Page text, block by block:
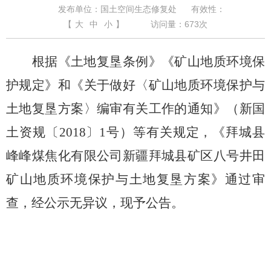
发布单位：国土空间生态修复处
有效性：
【 大 中 小 】 访问量： 673次
根据《土地复垦条例》《矿山地质环境保
护规定》和《关于做好〈矿山地质环境保护与
土地复垦方案〉编审有关工作的通知》（新国
土资规〔 2018〕 1号）等有关规定，《拜城县
峰峰煤焦化有限公司新疆拜城县矿区八号井田
矿山地质环境保护与土地复垦方案》通过审
查，经公示无异议，现予公告。